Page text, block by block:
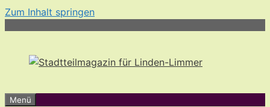
Zum Inhalt springen
Menü